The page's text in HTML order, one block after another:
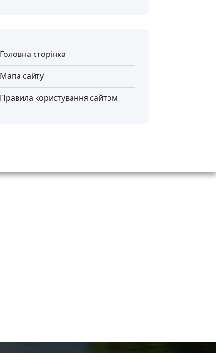
Головна сторінка
Мапа сайту
Правила користування сайтом